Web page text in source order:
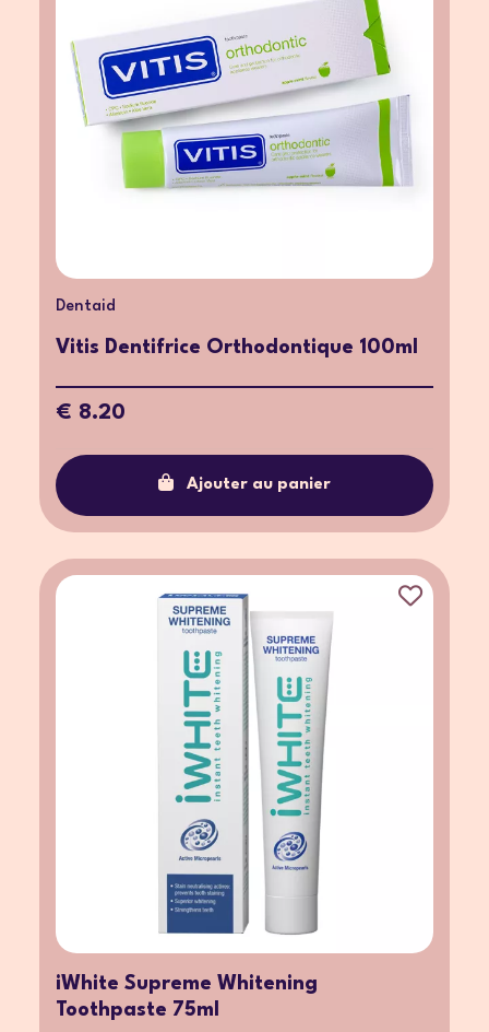
Dentaid
Vitis Dentifrice Orthodontique 100ml
€ 8.20
Ajouter au panier
iWhite Supreme Whitening
Toothpaste 75ml